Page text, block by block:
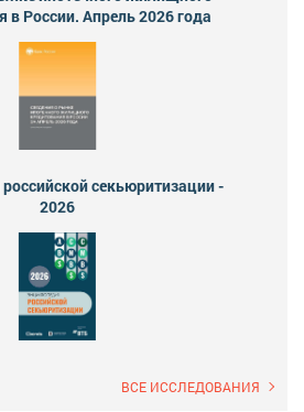
в России. Апрель 2026 года
секьюритизации -
2026
ВСЕ ИССЛЕДОВАНИЯ